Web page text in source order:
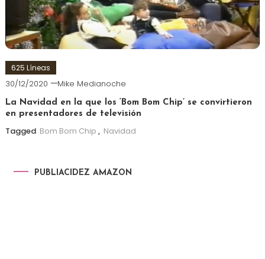
625 Líneas
30/12/2020 Mike Medianoche
La Navidad en la que los ‘Bom Bom Chip’ se convirtieron
en presentadores de televisión
Tagged Bom Bom Chip , Navidad
PUBLIACIDEZ AMAZON